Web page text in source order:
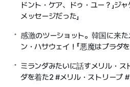
ドント・ケア、ドゥ・ユー？」ジ
メッセージだった」
感激のツーショット。韓国に来
ン・ハサウェイ！『悪魔はプラダ
ミランダみたいに話すメリル・
ダを着た2 #メリル・ストリープ